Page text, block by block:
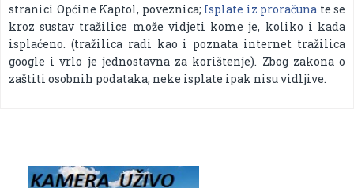
stranici Općine Kaptol, poveznica; Isplate iz proračuna te se
kroz sustav tražilice može vidjeti kome je, koliko i kada
isplaćeno. (tražilica radi kao i poznata internet tražilica
google i vrlo je jednostavna za korištenje). Zbog zakona o
zaštiti osobnih podataka, neke isplate ipak nisu vidljive.